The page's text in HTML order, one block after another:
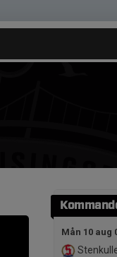
Mån 10 aug